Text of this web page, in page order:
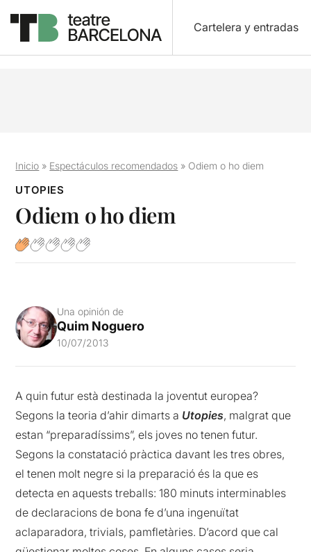
Cartelera y entradas
Inicio » Espectáculos recomendados » Odiem o ho diem
UTOPIES
Odiem o ho diem
Una opinión de
Quim Noguero
10/07/2013
A quin futur està destinada la joventut europea?
Segons la teoria d’ahir dimarts a Utopies, malgrat que
estan “preparadíssims”, els joves no tenen futur.
Segons la constatació pràctica davant les tres obres,
el tenen molt negre si la preparació és la que es
detecta en aquests treballs: 180 minuts interminables
de declaracions de bona fe d’una ingenuïtat
aclaparadora, trivials, pamfletàries. D’acord que cal